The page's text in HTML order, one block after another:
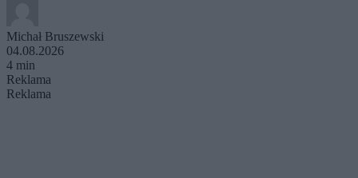
Michał Bruszewski
04.08.2026
4 min
Reklama
Reklama